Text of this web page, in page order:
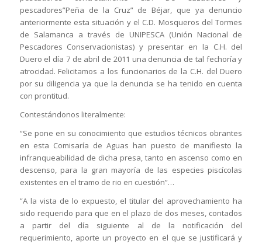
pescadores”Peña de la Cruz” de Béjar, que ya denuncio
anteriormente esta situación y el C.D. Mosqueros del Tormes
de Salamanca a través de UNIPESCA (Unión Nacional de
Pescadores Conservacionistas) y presentar en la C.H. del
Duero el día 7 de abril de 2011 una denuncia de tal fechoría y
atrocidad. Felicitamos a los funcionarios de la C.H. del Duero
por su diligencia ya que la denuncia se ha tenido en cuenta
con prontitud.
Contestándonos literalmente:
“Se pone en su conocimiento que estudios técnicos obrantes
en esta Comisaría de Aguas han puesto de manifiesto la
infranqueabilidad de dicha presa, tanto en ascenso como en
descenso, para la gran mayoría de las especies piscícolas
existentes en el tramo de rio en cuestión”…
”A la vista de lo expuesto, el titular del aprovechamiento ha
sido requerido para que en el plazo de dos meses, contados
a partir del día siguiente al de la notificación del
requerimiento, aporte un proyecto en el que se justificará y